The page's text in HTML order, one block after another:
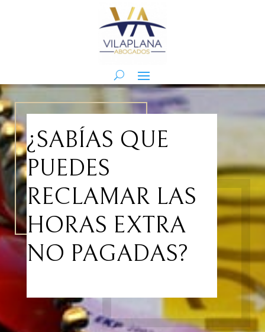
¿SABÍAS QUE
PUEDES
RECLAMAR LAS
HORAS EXTRA
NO PAGADAS?